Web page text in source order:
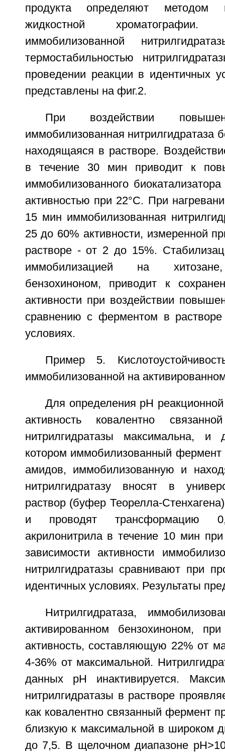
продукта определяют методом
жидкостной хроматографии.
иммобилизованной
термостабильностью
проведении реакции в идентичных
представлены на фиг.2.
При воздействии
иммобилизованная нитрилгидратаза
находящаяся в растворе.
в течение 30 мин приводит к
иммобилизованного
активностью при 22°C. При
15 мин иммобилизованная
25 до 60% активности, измеренной
растворе - от 2 до 15%.
иммобилизацией на хитозане,
бензохиноном, приводит к
активности при воздействии
сравнению с ферментом в
условиях.
Пример 5.
иммобилизованной на
Для определения pH
активность ковалентно
нитрилгидратазы максимальна, и
котором иммобилизованный фермент
амидов, иммобилизованную и
нитрилгидратазу вносят в
раствор (буфер Теорелла-
и проводят трансформацию
акрилонитрила в течение 10 мин
зависимости активности
нитрилгидратазы сравнивают при
идентичных условиях. Результаты
Нитрилгидратаза,
активированном бензохиноном,
активность, составляющую 22% от
4-36% от максимальной.
данных pH инактивируется.
нитрилгидратазы в растворе
как ковалентно связанный фермент
близкую к максимальной в широком
до 7,5. В щелочном диапазоне